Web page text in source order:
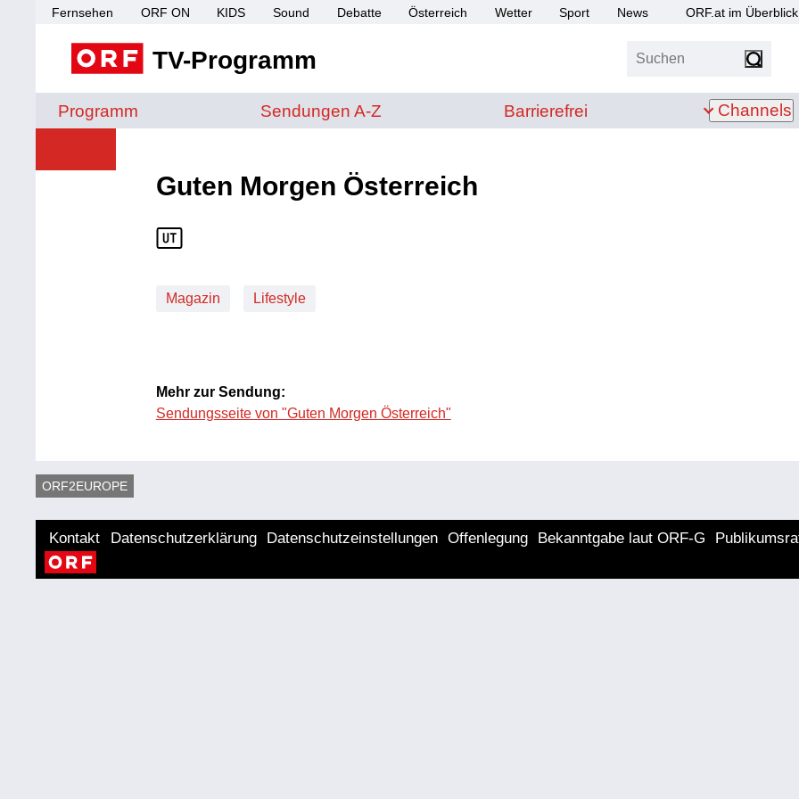
Fernsehen ORF ON KIDS Sound Debatte Österreich Wetter Sport News ORF.at im Überblick
TV-Programm Suchen
Programm Sendungen von A bis Z
Sendungen A-Z Barrierefrei
Barrierefrei Channels
Guten Morgen Österreich
Magazin Lifestyle
Mehr zur Sendung:
Sendungsseite von "Guten Morgen Österreich"
ORF2EUROPE
Kontakt Datenschutzerklärung Datenschutzeinstellungen Offenlegung Bekanntgabe laut ORF-G